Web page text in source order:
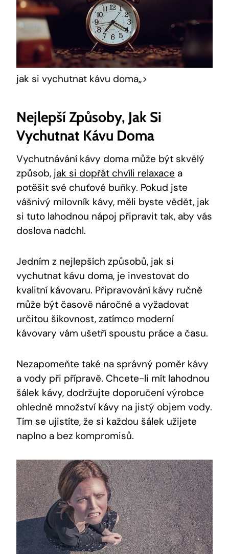
jak si vychutnat kávu doma„>
Nejlepší Způsoby, Jak Si
Vychutnat Kávu Doma
Vychutnávání kávy doma může být skvělý
způsob, jak si dopřát chvíli relaxace a
potěšit své chuťové buňky. Pokud jste
vášnivý milovník kávy, měli byste vědět, jak
si tuto lahodnou nápoj připravit tak, aby vás
doslova nadchl.
Jedním z nejlepších způsobů, jak si
vychutnat kávu doma, je investovat do
kvalitní kávovaru. Připravování kávy ručně
může být časově náročné a vyžadovat
určitou šikovnost, zatímco moderní
kávovary vám ušetří spoustu práce a času.
Nezapomeňte také na správný poměr kávy
a vody při přípravě. Chcete-li mít lahodnou
šálek kávy, dodržujte doporučení výrobce
ohledně množství kávy na jistý objem vody.
Tím se ujistíte, že si každou šálek užijete
naplno a bez kompromisů.